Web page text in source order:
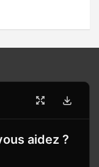
aidez ?